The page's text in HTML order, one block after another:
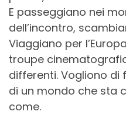
E passeggiano nei
dell’incontro,
Viaggiano per
troupe
differenti. Vogliono di
di un mondo che sta
come.